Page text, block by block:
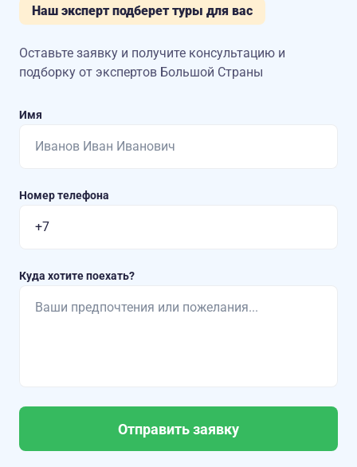
Наш эксперт подберет туры для вас
Оставьте заявку и получите консультацию и
подборку от экспертов Большой Страны
Имя
Номер телефона
Куда хотите поехать?
Отправить заявку